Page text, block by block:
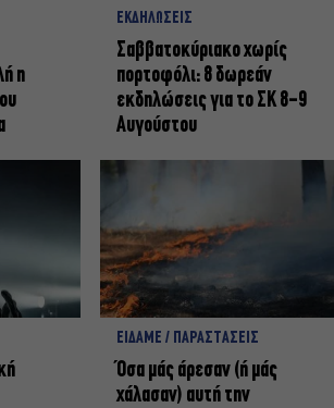
η
ΕΚΔΗΛΩΣΕΙΣ
Σαββατοκύριακο χωρίς
πορτοφόλι: 8 δωρεάν
εκδηλώσεις για το ΣΚ 8-9
Αυγούστου
ΕΙΔΑΜΕ / ΠΑΡΑΣΤΑΣΕΙΣ
Όσα μάς άρεσαν (ή μάς
χάλασαν) αυτή την